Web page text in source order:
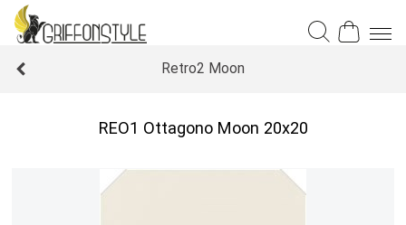
Retro2 Moon
REO1 Ottagono Moon 20x20